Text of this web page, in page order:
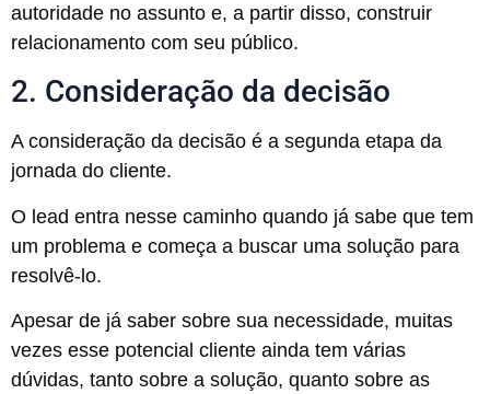
autoridade no assunto e, a partir disso, construir
relacionamento com seu público.
2. Consideração da decisão
A consideração da decisão é a segunda etapa da
jornada do cliente.
O lead entra nesse caminho quando já sabe que tem
um problema e começa a buscar uma solução para
resolvê-lo.
Apesar de já saber sobre sua necessidade, muitas
vezes esse potencial cliente ainda tem várias
dúvidas, tanto sobre a solução, quanto sobre as